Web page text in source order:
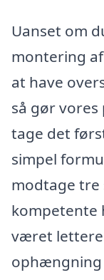
Uanset om
montering
at have
så gør
tage det
simpel
modtage
kompetente
været
ophængning